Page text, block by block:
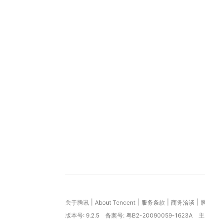
关于腾讯 About Tencent 服务条款 商务洽谈
版本号: 9.2.5 备案号: 粤B2-20090059-1623A